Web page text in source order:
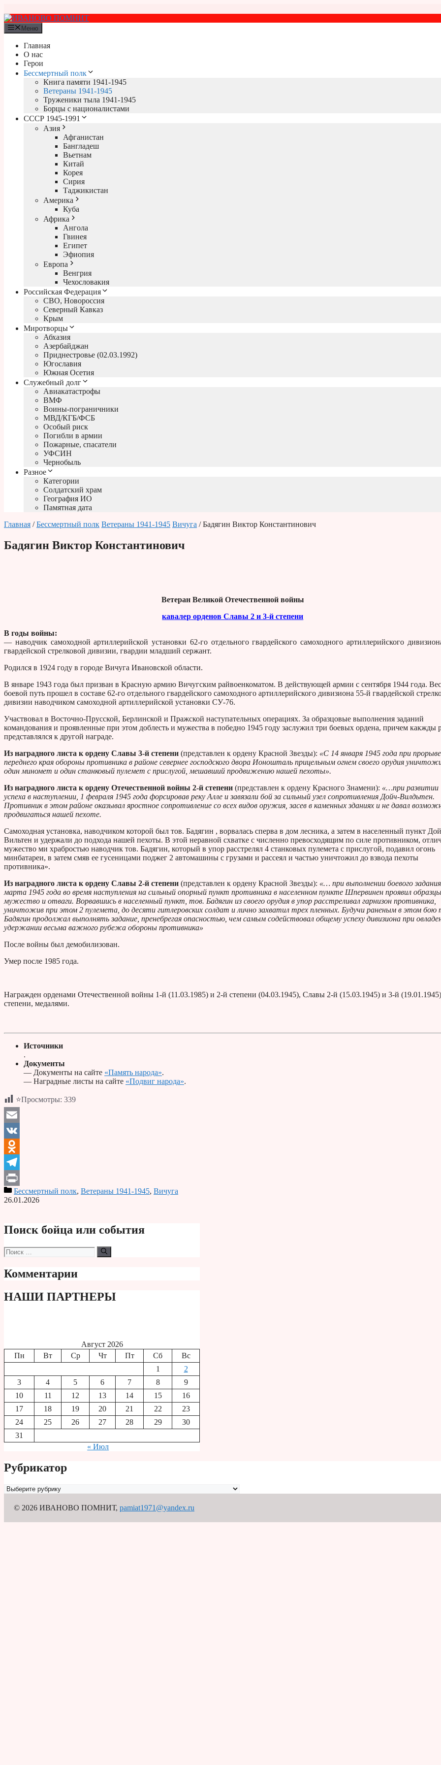
к
содержимому
Меню
Главная
О нас
Герои
Бессмертный полк
Книга памяти 1941-1945
Ветераны 1941-1945
Труженики тыла 1941-1945
Борцы с националистами
СССР 1945-1991
Азия
Афганистан
Бангладеш
Вьетнам
Китай
Корея
Сирия
Таджикистан
Америка
Куба
Африка
Ангола
Гвинея
Египет
Эфиопия
Европа
Венгрия
Чехословакия
Российская Федерация
СВО, Новороссия
Северный Кавказ
Крым
Миротворцы
Абхазия
Азербайджан
Приднестровье (02.03.1992)
Югославия
Южная Осетия
Служебный долг
Авиакатастрофы
ВМФ
Воины-пограничники
МВД/КГБ/ФСБ
Особый риск
Погибли в армии
Пожарные, спасатели
УФСИН
Чернобыль
Разное
Категории
Солдатский храм
География ИО
Памятная дата
Главная /Бессмертный полк Ветераны 1941-1945 Вичуга / Бадягин Виктор Константинович
Бадягин Виктор Константинович
Ветеран Великой Отечественной войны
кавалер орденов Славы 2 и 3-й степени
В годы войны:
— наводчик самоходной артиллерийской установки 62-го отдельного гвардейского самоходного артиллерийского
гвардейской стрелковой дивизии, гвардии младший сержант.
Родился в 1924 году в городе Вичуга Ивановской области.
В январе 1943 года был призван в Красную армию Вичугским райвоенкоматом. В действующей армии с сентября 1944 года.
боевой путь прошел в составе 62-го отдельного гвардейского самоходного артиллерийского дивизиона 55-й гвардейской
дивизии наводчиком самоходной артиллерийской установки СУ-76.
Участвовал в Восточно-Прусской, Берлинской и Пражской наступательных операциях. За образцовые выполнения заданий
командования и проявленные при этом доблесть и мужества в победно 1945 году заслужил три боевых ордена, причем какжды
представлялся к другой награде.
Из наградного листа к ордену Славы 3-й степени (представлен к ордену Красной Звезды): «С 14 января 1945 года при прорыве
переднего края обороны противника в районе севернее господского двора Ионошталь прицельным огнем своего орудия
один миномет и один станковый пулемет с прислугой, мешавший продвижению нашей пехоты».
Из наградного листа к ордену Отечественной войны 2-й степени (представлен к ордену Красного Знамени): «…при развитии
успеха в наступлении, 1 февраля 1945 года форсировав реку Алле и завязали бой за сильный узел сопротивления Дойч-Вилдьтен.
Противник в этом районе оказывал яростное сопротивление со всех видов оружия, засев в каменных зданиях и не давал
продвигаться нашей пехоте.
Самоходная установка, наводчиком которой был тов. Бадягин , ворвалась сперва в дом лесника, а затем в населенный пункт
Вильтен и удержали до подхода нашей пехоты. В этой неравной схватке с численно превосходящим по силе противником,
мужество ми храбростью наводчик тов. Бадягин, который в упор расстрелял 4 станковых пулемета с прислугой, подавил огонь
минбатареи, в затем смяв ее гусеницами поджег 2 автомашины с грузами и рассеял и частью уничтожил до взвода пехоты
противника».
Из наградного листа к ордену Славы 2-й степени (представлен к ордену Красной Звезды): «… при выполнении боевого
марта 1945 года во время наступления на сильный опорный пункт противника в населенном пункте Шпервинен проявил образцы
мужество и отваги. Ворвавшись в населенный пункт, тов. Бадягин из своего орудия в упор расстреливал гарнизон противника,
уничтожив при этом 2 пулемета, до десяти гитлеровских солдат и лично захватил трех пленных. Будучи раненым в этом бою
Бадягин продолжал выполнять задание, пренебрегая опасностью, чем самым содействовал общему успеху дивизиона при
удержании весьма важного рубежа обороны противника»
После войны был демобилизован.
Умер после 1985 года.
Награжден орденами Отечественной войны 1-й (11.03.1985) и 2-й степени (04.03.1945), Славы 2-й (15.03.1945) и 3-й (19.01.1945)
степени, медалями.
Источники
.
Документы
— Документы на сайте «Память народа».
— Наградные листы на сайте «Подвиг народа».
⭐Просмотры: 339
Email
VK
Odnoklassniki
Telegram
PrintБессмертный полк, Ветераны 1941-1945, Вичуга
26.01.2026
Поиск бойца или события
Поиск:
Комментарии
НАШИ ПАРТНЕРЫ
Август 2026
Пн
Вт Ср Чт Пт Сб
Вс
1
2
3
4 5 6 7 8
9
10
11 12 13 14 15
16
17
18 19 20 21 22
23
24
25 26 27 28 29
30
31
« Июл
Рубрикатор
Рубрикатор
© 2026 ИВАНОВО ПОМНИТ, pamiat1971@yandex.ru